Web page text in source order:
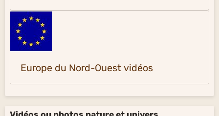
Europe du Nord-Ouest vidéos